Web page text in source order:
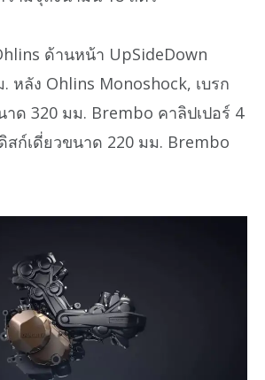
ด้านหน้า UpSideDown
หลัง Ohlins Monoshock, เบรก
ด 320 มม. Brembo คาลิปเปอร์ 4
ก์เดี่ยวขนาด 220 มม. Brembo